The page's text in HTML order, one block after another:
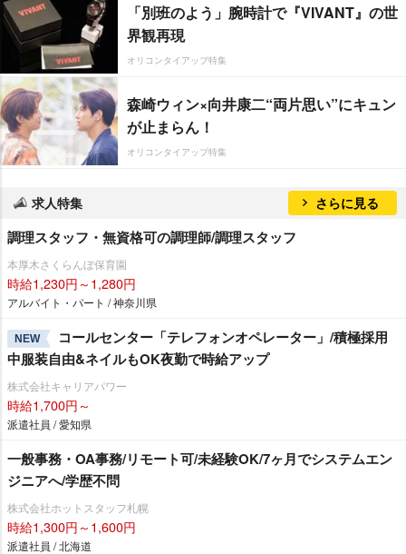
「別班のよう」腕時計で『VIVANT』の世
界観再現
オリコンタイアップ特集
森崎ウィン×向井康二“両片思い”にキュン
が止まらん！
オリコンタイアップ特集
求人特集 さらに見る
調理スタッフ・無資格可の調理師/調理スタッフ
本厚木さくらんぼ保育園
時給1,230円～1,280円
アルバイト・パート / 神奈川県
NEW
コールセンター「テレフォンオペレーター」/積極採用
中服装自由&ネイルもOK夜勤で時給アップ
株式会社キャリアパワー
時給1,700円～
派遣社員 / 愛知県
一般事務・OA事務/リモート可/未経験OK/7ヶ月でシステムエン
ジニアへ/学歴不問
株式会社ホットスタッフ札幌
時給1,300円～1,600円
派遣社員 / 北海道